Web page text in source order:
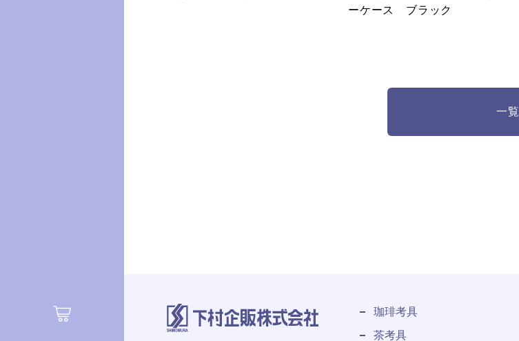
ーケース ブラック
一
珈琲考具
茶考具